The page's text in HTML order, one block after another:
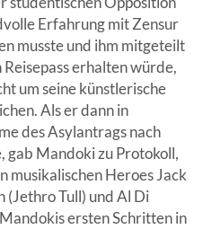
Erfahrung mit Zensur
musste und ihm mitgeteilt
erhalten würde,
um seine künstlerische
Als er dann in
des Asylantrags nach
gab Mandoki zu Protokoll,
musikalischen Heroes Jack
(Jethro Tull) und Al Di
ersten Schritten in